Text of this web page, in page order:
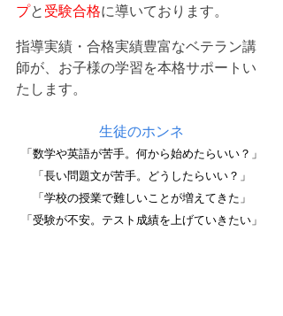
プと 受験合格に導いております。
指導実績・合格実績豊富なベテラン講
師が、お子様の学習を本格サポートい
たします。
生徒のホンネ
「数学や英語が苦手。何から始めたらいい？」
「長い問題文が苦手。どうしたらいい？」
「学校の授業で難しいことが増えてきた」
「受験が不安。テスト成績を上げていきたい」